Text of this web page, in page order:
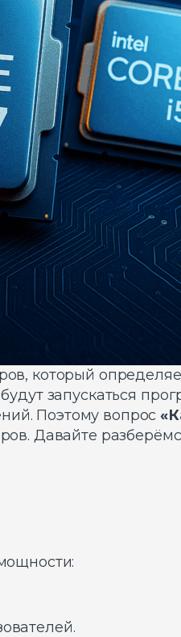
который
запускаться
Поэтому вопрос
Давайте